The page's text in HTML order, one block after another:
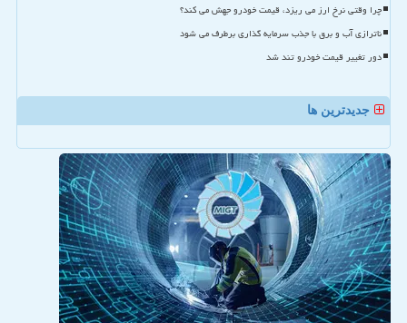
چرا وقتی نرخ ارز می ریزد، قیمت خودرو جهش می کند؟
ناترازی آب و برق با جذب سرمایه گذاری برطرف می شود
دور تغییر قیمت خودرو تند شد
جدیدترین ها